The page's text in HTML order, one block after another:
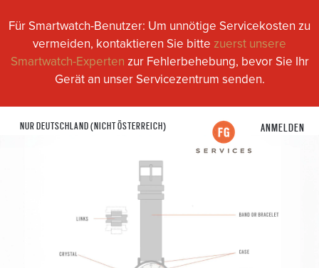
Für Smartwatch-Benutzer: Um unnötige Servicekosten zu
vermeiden, kontaktieren Sie bitte zuerst unsere
Smartwatch-Experten zur Fehlerbehebung, bevor Sie Ihr
Gerät an unser Servicezentrum senden.
NUR DEUTSCHLAND (NICHT ÖSTERREICH) ANMELDEN